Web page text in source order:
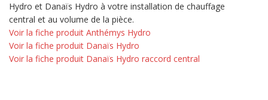
Hydro et Danaïs Hydro à votre installation de chauffage
central et au volume de la pièce.
Voir la fiche produit Anthémys Hydro
Voir la fiche produit Danaïs Hydro
Voir la fiche produit Danaïs Hydro raccord central